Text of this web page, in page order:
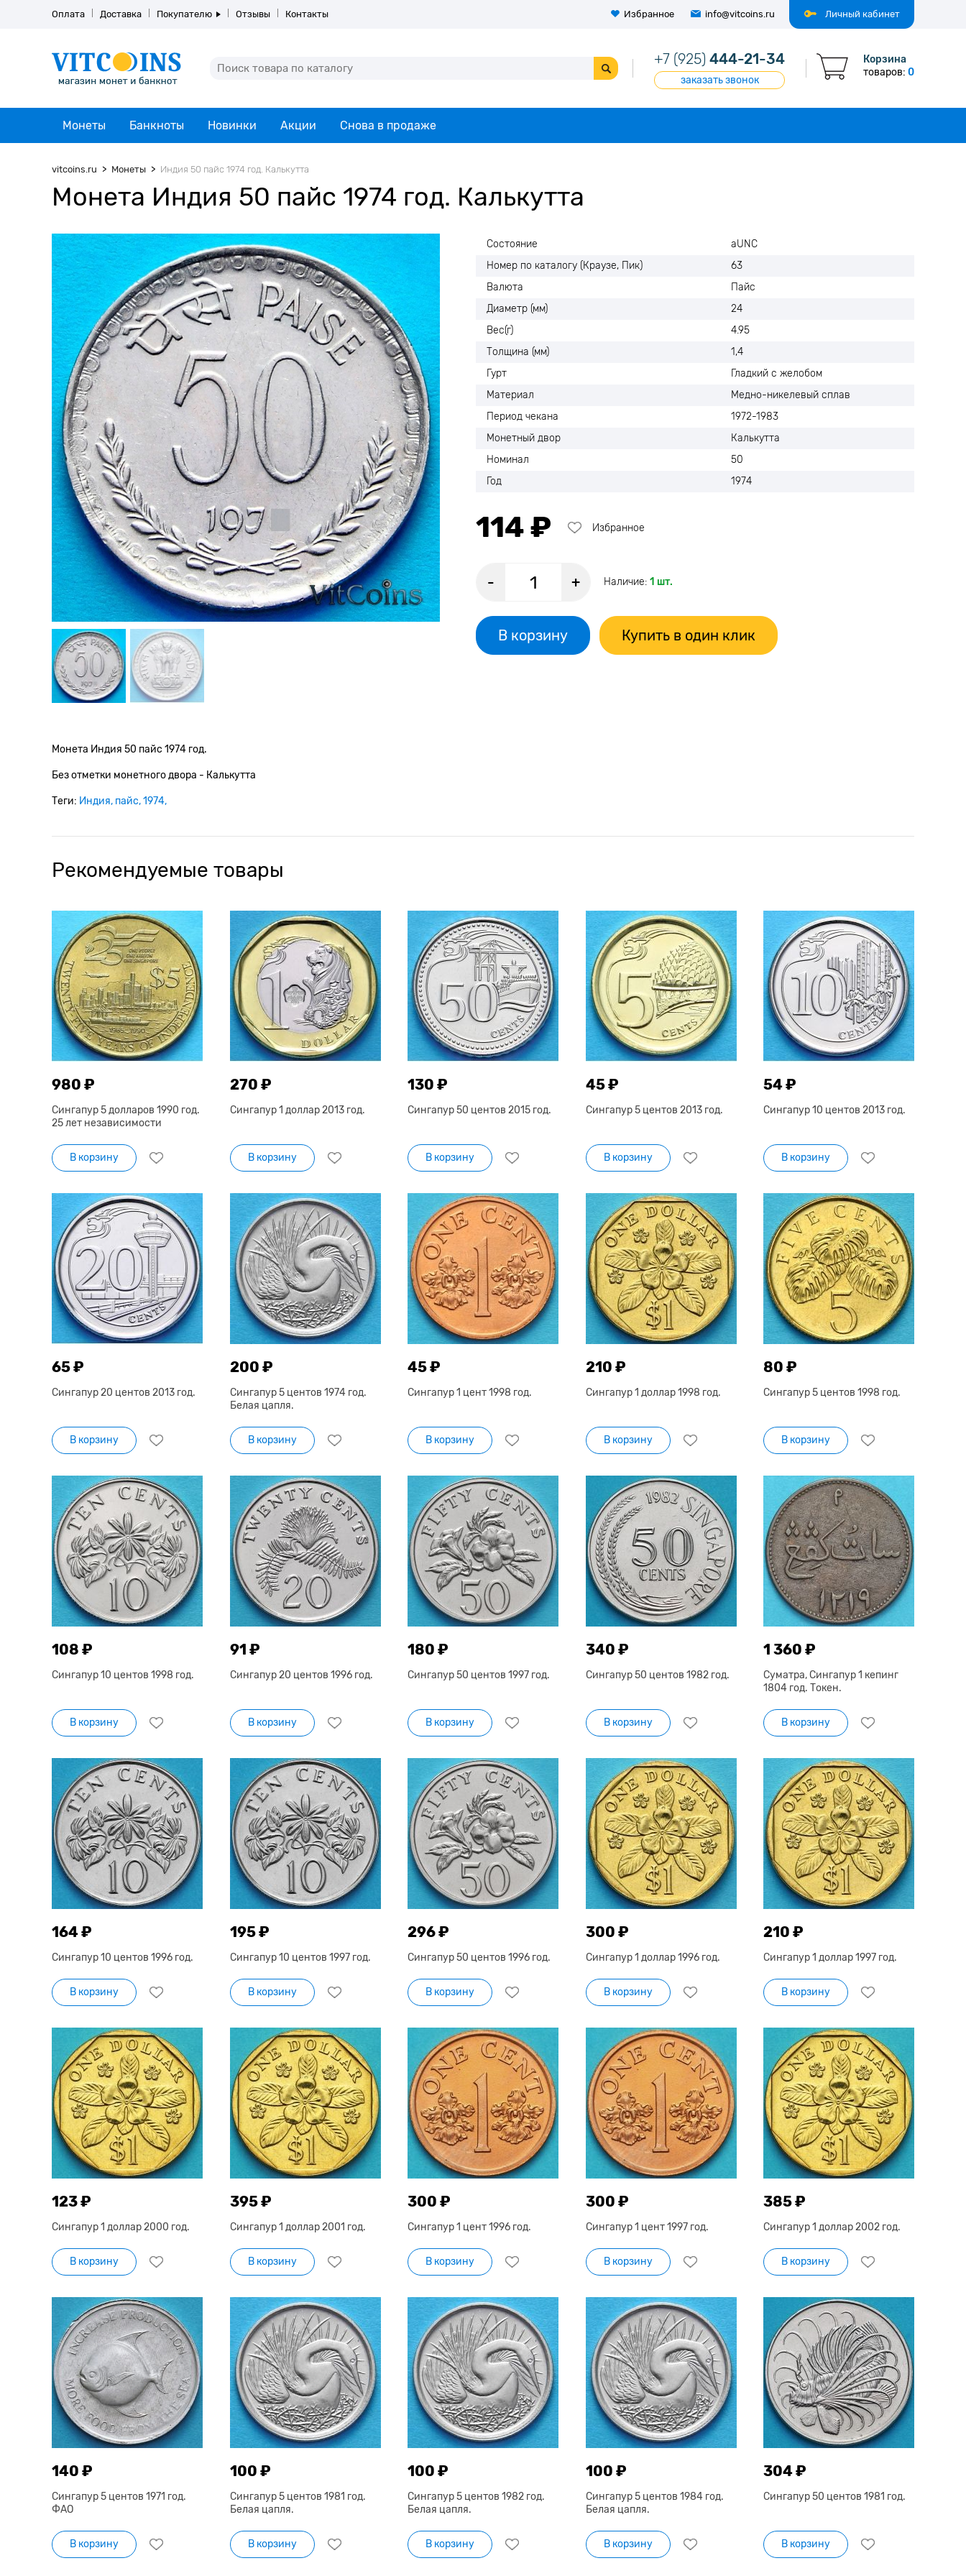
Личный кабинет
Оплата Доставка Покупателю Отзывы Контакты Избранное info@vitcoins.ru
+7 (925) 444-21-34
заказать звонок
Корзина
товаров: 0
Монеты Банкноты Новинки Акции Снова в продаже
vitcoins.ru Монеты Индия 50 пайс 1974 год. Калькутта
Монета Индия 50 пайс 1974 год. Калькутта
Состояние
аUNC
Номер по каталогу (Краузе, Пик)
63
Валюта
Пайс
Диаметр (мм)
24
Вес(г)
4.95
Толщина (мм)
1,4
Гурт
Гладкий с желобом
Материал
Медно-никелевый сплав
Период чекана
1972-1983
Монетный двор
Калькутта
Номинал
50
Год
1974
114 ₽ Избранное
- + Наличие: 1 шт.
В корзину Купить в один клик
Монета Индия 50 пайс 1974 год.
Без отметки монетного двора - Калькутта
Теги: Индия пайс 1974
Рекомендуемые товары
980 ₽
Сингапур 5 долларов 1990 год.
25 лет независимости
В корзину
270 ₽
Сингапур 1 доллар 2013 год.
В корзину
130 ₽
Сингапур 50 центов 2015 год.
В корзину
45 ₽
Сингапур 5 центов 2013 год.
В корзину
54 ₽
Сингапур 10 центов 2013 год.
В корзину
65 ₽
Сингапур 20 центов 2013 год.
В корзину
200 ₽
Сингапур 5 центов 1974 год.
Белая цапля.
В корзину
45 ₽
Сингапур 1 цент 1998 год.
В корзину
210 ₽
Сингапур 1 доллар 1998 год.
В корзину
80 ₽
Сингапур 5 центов 1998 год.
В корзину
108 ₽
Сингапур 10 центов 1998 год.
В корзину
91 ₽
Сингапур 20 центов 1996 год.
В корзину
180 ₽
Сингапур 50 центов 1997 год.
В корзину
340 ₽
Сингапур 50 центов 1982 год.
В корзину
1 360 ₽
Суматра, Сингапур 1 кепинг
1804 год. Токен.
В корзину
164 ₽
Сингапур 10 центов 1996 год.
В корзину
195 ₽
Сингапур 10 центов 1997 год.
В корзину
296 ₽
Сингапур 50 центов 1996 год.
В корзину
300 ₽
Сингапур 1 доллар 1996 год.
В корзину
210 ₽
Сингапур 1 доллар 1997 год.
В корзину
123 ₽
Сингапур 1 доллар 2000 год.
В корзину
395 ₽
Сингапур 1 доллар 2001 год.
В корзину
300 ₽
Сингапур 1 цент 1996 год.
В корзину
300 ₽
Сингапур 1 цент 1997 год.
В корзину
385 ₽
Сингапур 1 доллар 2002 год.
В корзину
140 ₽
Сингапур 5 центов 1971 год.
ФАО
В корзину
100 ₽
Сингапур 5 центов 1981 год.
Белая цапля.
В корзину
100 ₽
Сингапур 5 центов 1982 год.
Белая цапля.
В корзину
100 ₽
Сингапур 5 центов 1984 год.
Белая цапля.
В корзину
304 ₽
Сингапур 50 центов 1981 год.
В корзину